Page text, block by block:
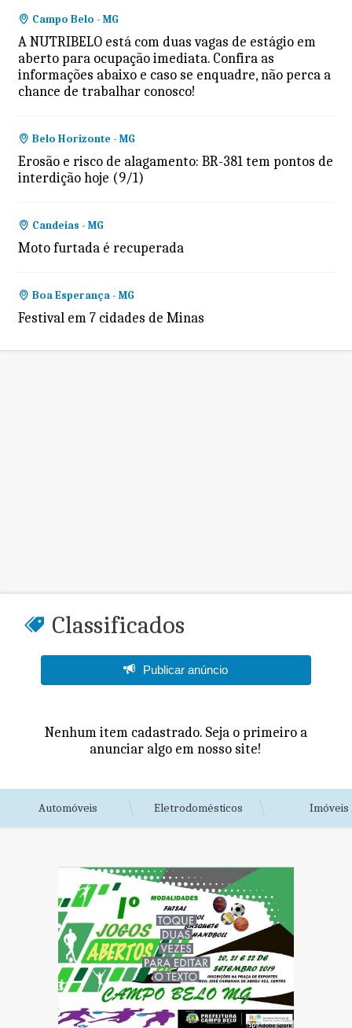
Campo Belo - MG
A NUTRIBELO está com duas vagas de estágio em
aberto para ocupação imediata. Confira as
informações abaixo e caso se enquadre, não perca a
chance de trabalhar conosco!
Belo Horizonte - MG
Erosão e risco de alagamento: BR-381 tem pontos de
interdição hoje (9/1)
Candeias - MG
Moto furtada é recuperada
Boa Esperança - MG
Festival em 7 cidades de Minas
Classificados
Publicar anúncio
Nenhum item cadastrado. Seja o primeiro a
anunciar algo em nosso site!
Automóveis Eletrodomésticos Imóveis